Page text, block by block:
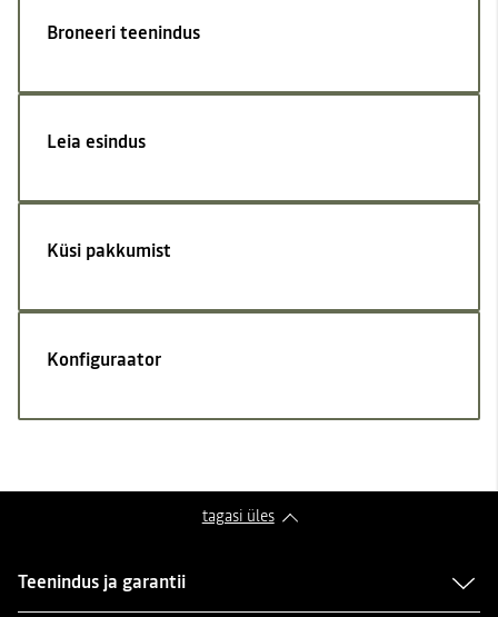
Broneeri teenindus
Leia esindus
Küsi pakkumist
Konfiguraator
tagasi üles
Teenindus ja garantii